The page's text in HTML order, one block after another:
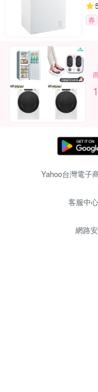
5
券
Yahoo台灣電子
客服中心
網路